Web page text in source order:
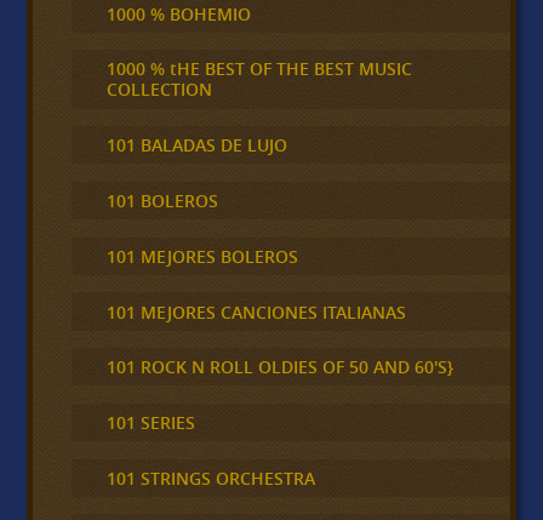
1000 % BOHEMIO
1000 % tHE BEST OF THE BEST MUSIC
COLLECTION
101 BALADAS DE LUJO
101 BOLEROS
101 MEJORES BOLEROS
101 MEJORES CANCIONES ITALIANAS
101 ROCK N ROLL OLDIES OF 50 AND 60'S}
101 SERIES
101 STRINGS ORCHESTRA